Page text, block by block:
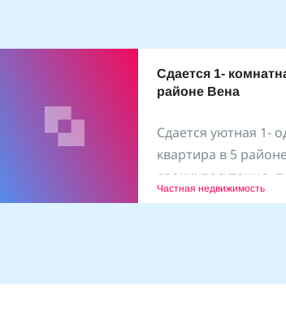
Сдается 1-
районе Вена
Сдается уютная 1-
квартира в 5
сроки: посуточно,
Частная недвижимость